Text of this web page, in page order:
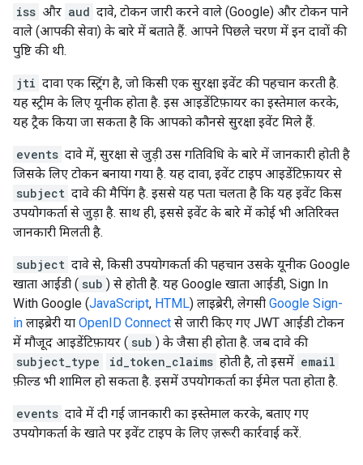
iss और aud दावे, टोकन जारी करने वाले (Google) और टोकन पाने
वाले (आपकी सेवा) के बारे में बताते हैं. आपने पिछले चरण में इन दावों की
पुष्टि की थी.
jti दावा एक स्ट्रिंग है, जो किसी एक सुरक्षा इवेंट की पहचान करती है.
यह स्ट्रीम के लिए यूनीक होता है. इस आइडेंटिफ़ायर का इस्तेमाल करके,
यह ट्रैक किया जा सकता है कि आपको कौनसे सुरक्षा इवेंट मिले हैं.
events दावे में, सुरक्षा से जुड़ी उस गतिविधि के बारे में जानकारी होती है
जिसके लिए टोकन बनाया गया है. यह दावा, इवेंट टाइप आइडेंटिफ़ायर से
subject दावे की मैपिंग है. इससे यह पता चलता है कि यह इवेंट किस
उपयोगकर्ता से जुड़ा है. साथ ही, इससे इवेंट के बारे में कोई भी अतिरिक्त
जानकारी मिलती है.
subject दावे से, किसी उपयोगकर्ता की पहचान उसके यूनीक Google
खाता आईडी ( sub ) से होती है. यह Google खाता आईडी, Sign In
With Google (JavaScript, HTML) लाइब्रेरी, लेगसी Google Sign-
in लाइब्रेरी या OpenID Connect से जारी किए गए JWT आईडी टोकन
में मौजूद आइडेंटिफ़ायर ( sub ) के जैसा ही होता है. जब दावे की
subject_type
id_token_claims होती है, तो इसमें email
फ़ील्ड भी शामिल हो सकता है. इसमें उपयोगकर्ता का ईमेल पता होता है.
events दावे में दी गई जानकारी का इस्तेमाल करके, बताए गए
उपयोगकर्ता के खाते पर इवेंट टाइप के लिए ज़रूरी कार्रवाई करें.